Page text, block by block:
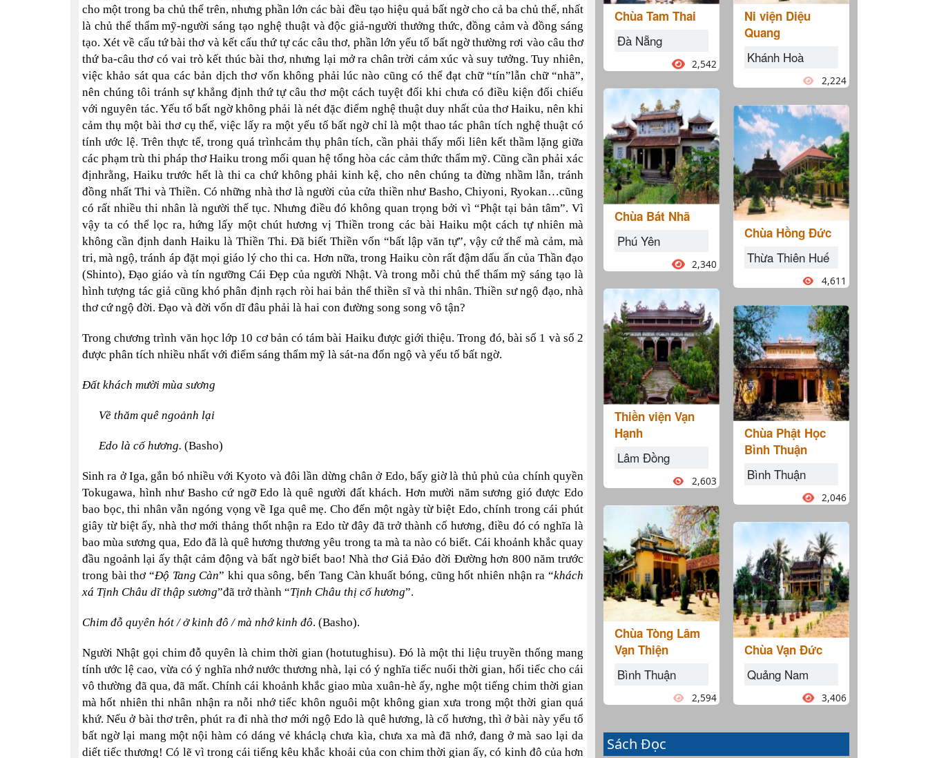
cho một trong ba chủ thể trên, nhưng phần lớn các bài đều tạo hiệu quả bất ngờ cho cả ba chủ thể, nhất
là chủ thể thẩm mỹ-người sáng tạo nghệ thuật và độc giả-người thưởng thức, đồng cảm và đồng sáng
tạo. Xét về cấu tứ bài thơ và kết cấu thứ tự các câu thơ, phần lớn yếu tố bất ngờ thường rơi vào câu thơ
thứ ba-câu thơ có vai trò kết thúc bài thơ, nhưng lại mở ra chân trời cảm xúc và suy tưởng. Tuy nhiên,
việc khảo sát qua các bản dịch thơ vốn không phải lúc nào cũng có thể đạt chữ “tín”lẫn chữ “nhã”,
nên chúng tôi tránh sự khẳng định thứ tự câu thơ một cách tuyệt đối khi chưa có điều kiện đối chiếu
với nguyên tác. Yếu tố bất ngờ không phải là nét đặc điểm nghệ thuật duy nhất của thơ Haiku, nên khi
cảm thụ một bài thơ cụ thể, việc lấy ra một yếu tố bất ngờ chỉ là một thao tác phân tích nghệ thuật có
tính ước lệ. Trên thực tế, trong quá trìnhcảm thụ phân tích, cần phải thấy mối liên kết thầm lặng giữa
các phạm trù thi pháp thơ Haiku trong mối quan hệ tổng hòa các cảm thức thẩm mỹ. Cũng cần phải xác
địnhrằng, Haiku trước hết là thi ca chứ không phải kinh kệ, cho nên chúng ta đừng nhầm lẫn, tránh
đồng nhất Thi và Thiền. Có những nhà thơ là người của cửa thiền như Basho, Chiyoni, Ryokan…cũng
có rất nhiều thi nhân là người thế tục. Nhưng điều đó không quan trọng bởi vì “Phật tại bản tâm”. Vì
vậy ta có thể lọc ra, hứng lấy một chút hương vị Thiền trong các bài Haiku một cách tự nhiên mà
không cần định danh Haiku là Thiền Thi. Đã biết Thiền vốn “bất lập văn tự”, vậy cứ thế mà cảm, mà
tri, mà ngộ, tránh áp đặt mọi giáo lý cho thi ca. Hơn nữa, trong Haiku còn rất đậm dấu ấn của Thần đạo
(Shinto), Đạo giáo và tín ngưỡng Cái Đẹp của người Nhật. Và trong mỗi chủ thể thẩm mỹ sáng tạo là
hình tượng tác giả cũng khó phân định rạch ròi hai bản thể thiền sĩ và thi nhân. Thiền sư ngộ đạo, nhà
thơ cứ ngộ đời. Đạo và đời vốn dĩ đâu phải là hai con đường song song vô tận?
Trong chương trình văn học lớp 10 cơ bản có tám bài Haiku được giới thiệu. Trong đó, bài số 1 và số 2
được phân tích nhiều nhất với điểm sáng thẩm mỹ là sát-na đốn ngộ và yếu tố bất ngờ.
Đất khách mười mùa sương
Về thăm quê ngoảnh lại
Edo là cố hương. (Basho)
Sinh ra ở Iga, gắn bó nhiều với Kyoto và đôi lần dừng chân ở Edo, bấy giờ là thủ phủ của chính quyền
Tokugawa, hình như Basho cứ ngỡ Edo là quê người đất khách. Hơn mười năm sương gió được Edo
bao bọc, thi nhân vẫn ngóng vọng về Iga quê mẹ. Cho đến một ngày từ biệt Edo, chính trong cái phút
giây từ biệt ấy, nhà thơ mới thảng thốt nhận ra Edo từ đây đã trở thành cố hương, điều đó có nghĩa là
bao mùa sương qua, Edo đã là quê hương thương yêu trong ta mà ta nào có biết. Cái khoảnh khắc quay
đầu ngoảnh lại ấy thật cảm động và bất ngờ biết bao! Nhà thơ Giả Đảo đời Đường hơn 800 năm trước
trong bài thơ “Độ Tang Càn” khi qua sông, bến Tang Càn khuất bóng, cũng hốt nhiên nhận ra “khách
xá Tịnh Châu dĩ thập sương”đã trở thành “Tịnh Châu thị cố hương”.
Chim đỗ quyên hót / ở kinh đô / mà nhớ kinh đô. (Basho).
Người Nhật gọi chim đỗ quyên là chim thời gian (hotutughisu). Đó là một thi liệu truyền thống mang
tính ước lệ cao, vừa có ý nghĩa nhớ nước thương nhà, lại có ý nghĩa tiếc nuối thời gian, hối tiếc cho cái
vô thường đã qua, đã mất. Chính cái khoảnh khắc giao mùa xuân-hè ấy, nghe một tiếng chim thời gian
mà hốt nhiên thi nhân nhận ra nỗi nhớ tiếc khôn nguôi một không gian xưa trong một thời gian quá
khứ. Nếu ở bài thơ trên, phút ra đi nhà thơ mới ngộ Edo là quê hương, là cố hương, thì ở bài này yếu tố
bất ngờ lại mang một nội hàm có dáng vẻ kháclạ chưa kìa, chưa xa mà đã nhớ, đang ở mà sao lại da
diết tiếc thương! Có lẽ vì trong cái tiếng kêu khắc khoải của con chim thời gian ấy, có kinh đô của hơn
Chùa Tam Thai
Đà Nẵng
2,542
Chùa Bát Nhã
Phú Yên
2,340
Thiền viện Vạn
Hạnh
Lâm Đồng
2,603
Chùa Tòng Lâm
Vạn Thiện
Bình Thuận
2,594
Ni viện Diệu
Quang
Khánh Hoà
2,224
Chùa Hồng Đức
Thừa Thiên Huế
4,611
Chùa Phật Học
Bình Thuận
Bình Thuận
2,046
Chùa Vạn Đức
Quảng Nam
3,406
Sách Đọc